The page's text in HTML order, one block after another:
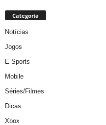
Categoria
Notícias
Jogos
E-Sports
Mobile
Séries/Filmes
Dicas
Xbox